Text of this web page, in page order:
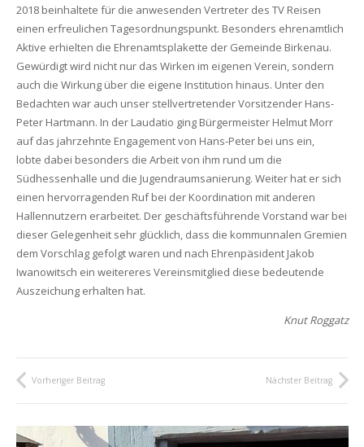
2018 beinhaltete für die anwesenden Vertreter des TV Reisen
einen erfreulichen Tagesordnungspunkt. Besonders ehrenamtlich
Aktive erhielten die Ehrenamtsplakette der Gemeinde Birkenau.
Gewürdigt wird nicht nur das Wirken im eigenen Verein, sondern
auch die Wirkung über die eigene Institution hinaus. Unter den
Bedachten war auch unser stellvertretender Vorsitzender Hans-
Peter Hartmann. In der Laudatio ging Bürgermeister Helmut Morr
auf das jahrzehnte Engagement von Hans-Peter bei uns ein,
lobte dabei besonders die Arbeit von ihm rund um die
Südhessenhalle und die Jugendraumsanierung. Weiter hat er sich
einen hervorragenden Ruf bei der Koordination mit anderen
Hallennutzern erarbeitet. Der geschäftsführende Vorstand war bei
dieser Gelegenheit sehr glücklich, dass die kommunnalen Gremien
dem Vorschlag gefolgt waren und nach Ehrenpäsident Jakob
Iwanowitsch ein weitereres Vereinsmitglied diese bedeutende
Auszeichung erhalten hat.
Knut Roggatz
Vorheriger Beitrag Nächster Beitrag